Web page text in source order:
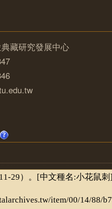
藏研究發展中心